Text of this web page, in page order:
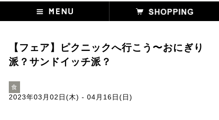
【フェア】ピクニックへ行こう〜おにぎり
派？サンドイッチ派？
食
2023年03月02日(木) - 04月16日(日)